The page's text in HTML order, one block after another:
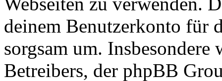
deinem Benutzerkonto für
sorgsam um.
Betreibers, der phpBB